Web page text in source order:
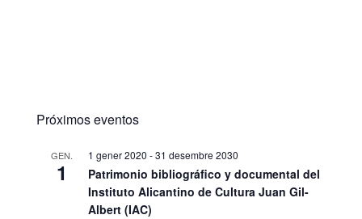
Próximos eventos
GEN.
1
1 gener 2020 -31 desembre 2030
Patrimonio bibliográfico y documental del
Instituto Alicantino de Cultura Juan Gil-
Albert (IAC)